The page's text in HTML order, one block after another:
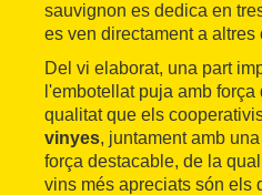
sauvignon es dedica en
es ven directament a altres
Del vi elaborat, una part
l'embotellat puja amb
qualitat que els
vinyes, juntament amb
força destacable, de la
vins més apreciats són els